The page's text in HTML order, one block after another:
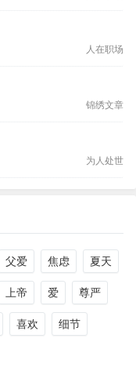
人在职场
锦绣文章
为人处世
父爱 焦虑 夏天
上帝 爱 尊严
喜欢 细节